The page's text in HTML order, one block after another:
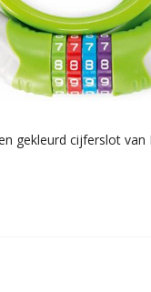
gekleurd cijferslot van